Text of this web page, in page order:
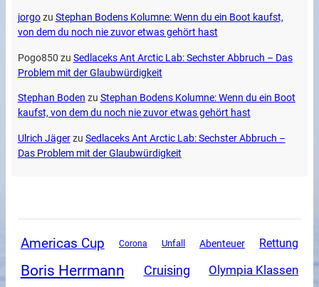
jorgozu Stephan Bodens Kolumne: Wenn du ein Boot kaufst,
von dem du noch nie zuvor etwas gehört hast
Pogo850 zu Sedlaceks Ant Arctic Lab: Sechster Abbruch – Das
Problem mit der Glaubwürdigkeit
Stephan Boden zu Stephan Bodens Kolumne: Wenn du ein Boot
kaufst, von dem du noch nie zuvor etwas gehört hast
Ulrich Jägerzu Sedlaceks Ant Arctic Lab: Sechster Abbruch –
Das Problem mit der Glaubwürdigkeit
Americas Cup Corona Unfall Abenteuer Rettung
Boris Herrmann Cruising Olympia Klassen